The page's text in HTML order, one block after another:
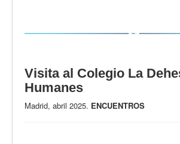
Visita al Colegio La
Humanes
Madrid, abril 2025. ENCUENTROS